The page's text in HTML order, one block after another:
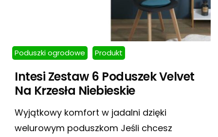
Poduszki ogrodowe Produkt
Intesi Zestaw 6 Poduszek Velvet
Na Krzesła Niebieskie
Wyjątkowy komfort w jadalni dzięki
welurowym poduszkom Jeśli chcesz